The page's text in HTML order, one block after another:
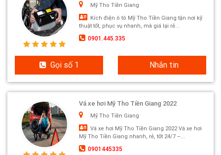
Mỹ Tho Tiền Giang
Kích điện ô tô Mỹ Tho Tiền Giang tận nơi kỹ
thuật tốt, phục vụ nhanh, mà giá lại rẻ...
0901.445.335
Gọi số 1 Nhắn tin
Vá xe hơi Mỹ Tho Tiền Giang 2022
Mỹ Tho Tiền Giang
Vá xe hơi Mỹ Tho Tiền Giang 2022 Vá xe hơi
Mỹ Tho Tiền Giang nhanh, rẻ, tốt 24/7 –...
0901445335